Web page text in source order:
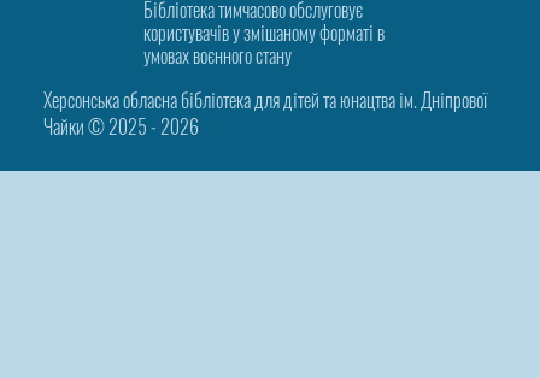
Бібліотека тимчасово обслуговує
користувачів у змішаному форматі в
умовах воєнного стану
Херсонська обласна бібліотека для дітей та юнацтва ім. Дніпрової
Чайки © 2025 ‑ 2026